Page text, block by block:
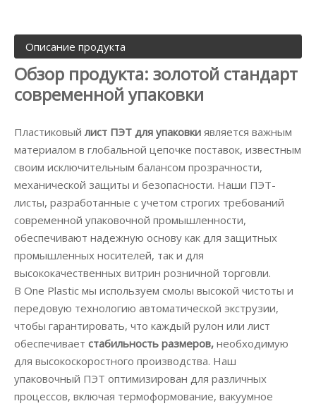
Описание продукта
Обзор продукта: золотой стандарт
современной упаковки
Пластиковый лист ПЭТ для упаковки является важным
материалом в глобальной цепочке поставок, известным
своим исключительным балансом прозрачности,
механической защиты и безопасности. Наши ПЭТ-
листы, разработанные с учетом строгих требований
современной упаковочной промышленности,
обеспечивают надежную основу как для защитных
промышленных носителей, так и для
высококачественных витрин розничной торговли.
В One Plastic мы используем смолы высокой чистоты и
передовую технологию автоматической экструзии,
чтобы гарантировать, что каждый рулон или лист
обеспечивает стабильность размеров, необходимую
для высокоскоростного производства. Наш
упаковочный ПЭТ оптимизирован для различных
процессов, включая термоформование, вакуумное